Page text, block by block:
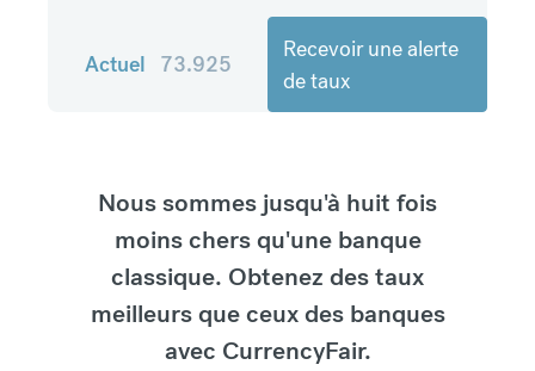
Actuel 73.925
Recevoir une alerte
de taux
Nous sommes jusqu'à huit fois
moins chers qu'une banque
classique. Obtenez des taux
meilleurs que ceux des banques
avec CurrencyFair.